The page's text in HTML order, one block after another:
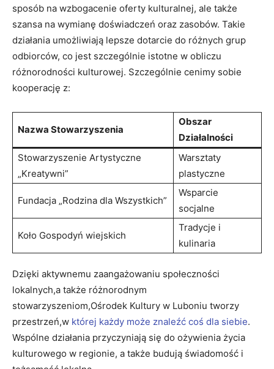
sposób na wzbogacenie oferty kulturalnej, ale także
szansa na wymianę doświadczeń oraz zasobów. Takie
działania umożliwiają lepsze dotarcie do różnych grup
odbiorców, co jest szczególnie istotne w obliczu
różnorodności kulturowej. Szczególnie cenimy sobie
kooperację z:
Nazwa Stowarzyszenia
Obszar
Działalności
Stowarzyszenie Artystyczne
„Kreatywni”
Warsztaty
plastyczne
Fundacja „Rodzina dla Wszystkich”
Wsparcie
socjalne
Koło Gospodyń wiejskich
Tradycje i
kulinaria
Dzięki aktywnemu zaangażowaniu społeczności
lokalnych,a także różnorodnym
stowarzyszeniom,Ośrodek Kultury w Luboniu tworzy
przestrzeń,w której każdy może znaleźć coś dla siebie.
Wspólne działania przyczyniają się do ożywienia życia
kulturowego w regionie, a także budują świadomość i